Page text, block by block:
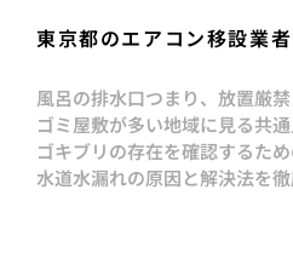
東京都のエアコン移設業
風呂の排水口つまり、放置厳
ゴミ屋敷が多い地域に見る共
ゴキブリの存在を確認するた
水道水漏れの原因と解決法を